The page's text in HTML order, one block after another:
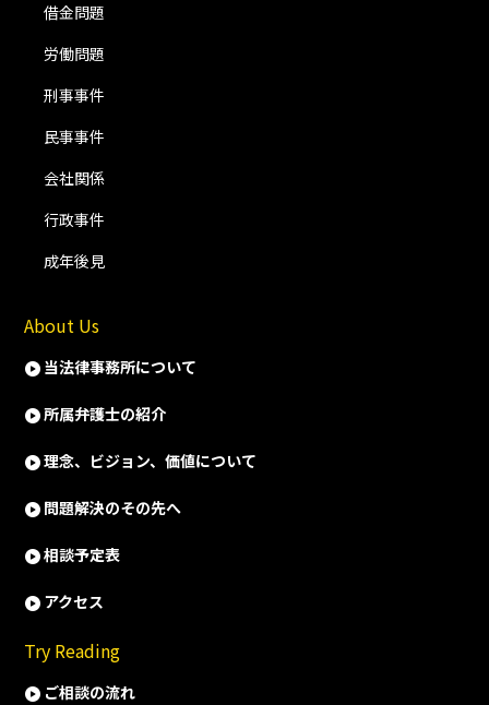
借金問題
労働問題
刑事事件
民事事件
会社関係
行政事件
成年後見
About Us
当法律事務所について
所属弁護士の紹介
理念、ビジョン、価値について
問題解決のその先へ
相談予定表
アクセス
Try Reading
ご相談の流れ